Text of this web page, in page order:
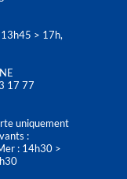
> 17h,
17 77
uniquement
:
: 14h30 >